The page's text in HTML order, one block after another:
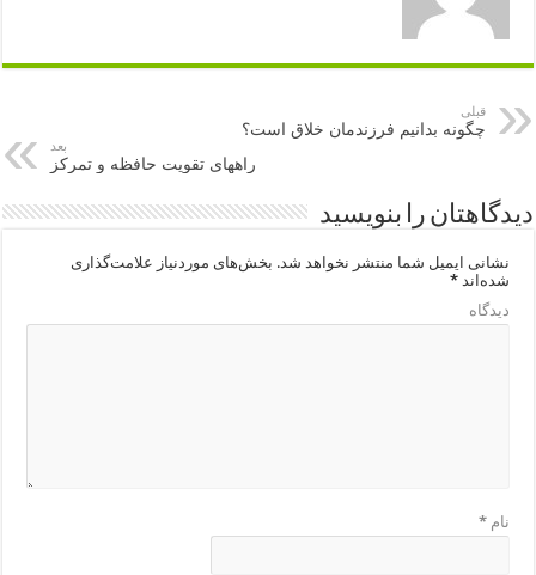
قبلی
چگونه بدانیم فرزندمان خلاق است؟
بعد
راههای تقویت حافظه و تمرکز
دیدگاهتان را بنویسید
نشانی ایمیل شما منتشر نخواهد شد. بخش‌های موردنیاز علامت‌گذاری
شده‌اند*
دیدگاه
نام*